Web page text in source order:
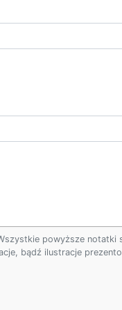
powyższe notatki
bądź ilustracje